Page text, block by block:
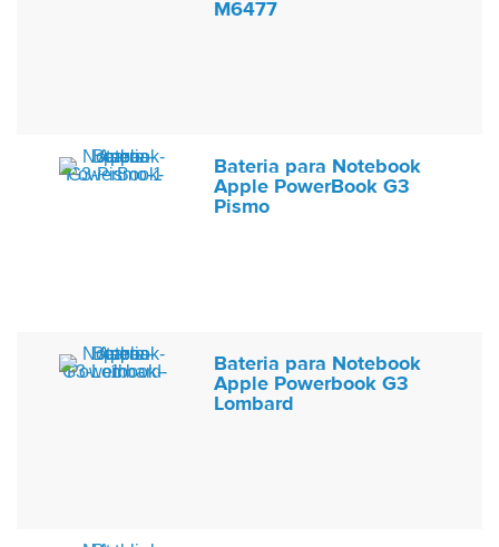
M6477
Bateria para Notebook
Apple PowerBook G3
Pismo
Bateria para Notebook
Apple Powerbook G3
Lombard